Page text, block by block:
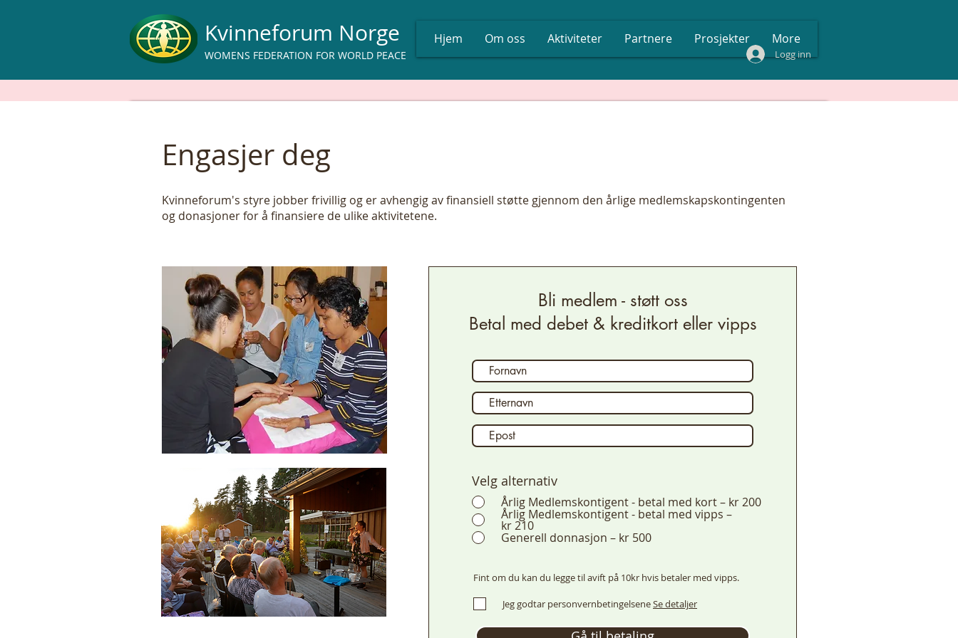
Kvinneforum Norge
WOMENS FEDERATION FOR WORLD PEACE
Hjem Om oss Aktiviteter Partnere Prosjekter More
Logg inn
Engasjer deg
Kvinneforum's styre jobber frivillig og er avhengig av finansiell støtte gjennom den årlige medlemskapskontingenten
og donasjoner for å finansiere de ulike aktivitetene.
Bli medlem - støtt oss
Betal med debet & kreditkort eller vipps
Velg alternativ
Årlig Medlemskontigent - betal med kort – kr 200
Årlig Medlemskontigent - betal med vipps –
kr 210
Generell donnasjon – kr 500
Fint om du kan du legge til avift på 10kr hvis betaler med vipps.
Jeg godtar personvernbetingelseneSe detaljer